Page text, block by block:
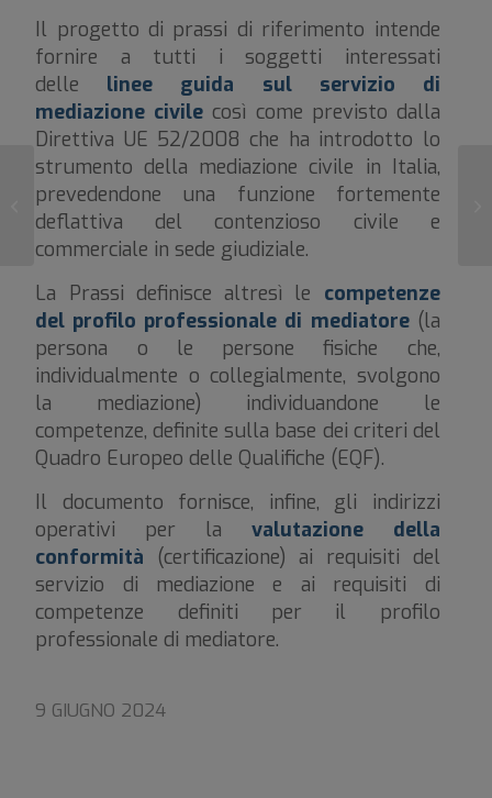
Il progetto di prassi di riferimento intende
fornire a tutti i soggetti interessati
delle linee guida sul servizio di
mediazione civile così come previsto dalla
Direttiva UE 52/2008 che ha introdotto lo
strumento della mediazione civile in Italia,
prevedendone una funzione fortemente
deflattiva del contenzioso civile e
commerciale in sede giudiziale.
La Prassi definisce altresì le competenze
del profilo professionale di mediatore(la
persona o le persone fisiche che,
individualmente o collegialmente, svolgono
la mediazione) individuandone le
competenze, definite sulla base dei criteri del
Quadro Europeo delle Qualifiche (EQF).
Il documento fornisce, infine, gli indirizzi
operativi per la valutazione della
conformità (certificazione) ai requisiti del
servizio di mediazione e ai requisiti di
competenze definiti per il profilo
professionale di mediatore.
9 GIUGNO 2024
Uso più intenso dei beni
condominiali da parte del bed and
breakfast